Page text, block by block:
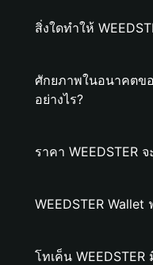
สิ่งใดทำให้
ศักยภาพในอนาคตขอ
อย่างไร?
ราคา WEEDSTER
WEEDSTER Wallet
โทเค็น WEEDSTER